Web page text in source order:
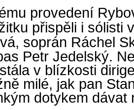
provedení
přispěli i sólisti
soprán Ráchel
Petr Jedelský.
v blízkosti
milé, jak pan
dotykem dávat